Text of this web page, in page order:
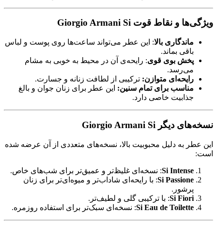
ویژگی‌ها و نقاط قوت Giorgio Armani Si
ماندگاری بالا: این عطر می‌تواند ساعت‌ها روی پوست و لباس
باقی بماند.
پخش بوی قوی: رایحه‌ی آن در محیط به خوبی به مشام
می‌رسد.
رایحه‌ای متوازن: ترکیبی از لطافت زنانه و جسارت.
مناسب برای تمام سنین: این عطر برای زنان جوان و بالغ
جذابیت خاصی دارد.
نسخه‌های دیگر Giorgio Armani Si
این عطر به دلیل محبوبیت بالا، نسخه‌های متعددی از آن عرضه شده
است:
Si Intense: نسخه‌ای غلیظ‌تر و عمیق‌تر برای شب‌های خاص.
Si Passione: با رایحه‌ای شاداب‌تر و میوه‌ای‌تر برای زنان
پرشور.
Si Fiori: با ترکیبی گلی و لطیف‌تر.
Si Eau de Toilette: نسخه‌ای سبک‌تر برای استفاده روزمره.